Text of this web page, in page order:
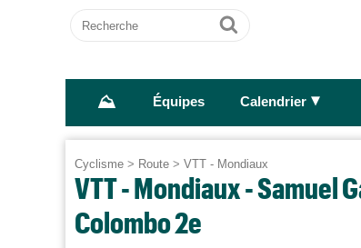
Recherche
Ok
⛰ Équipes Calendrier ►
Cyclisme > Route > VTT - Mondiaux
VTT - Mondiaux - Samuel
Colombo 2e